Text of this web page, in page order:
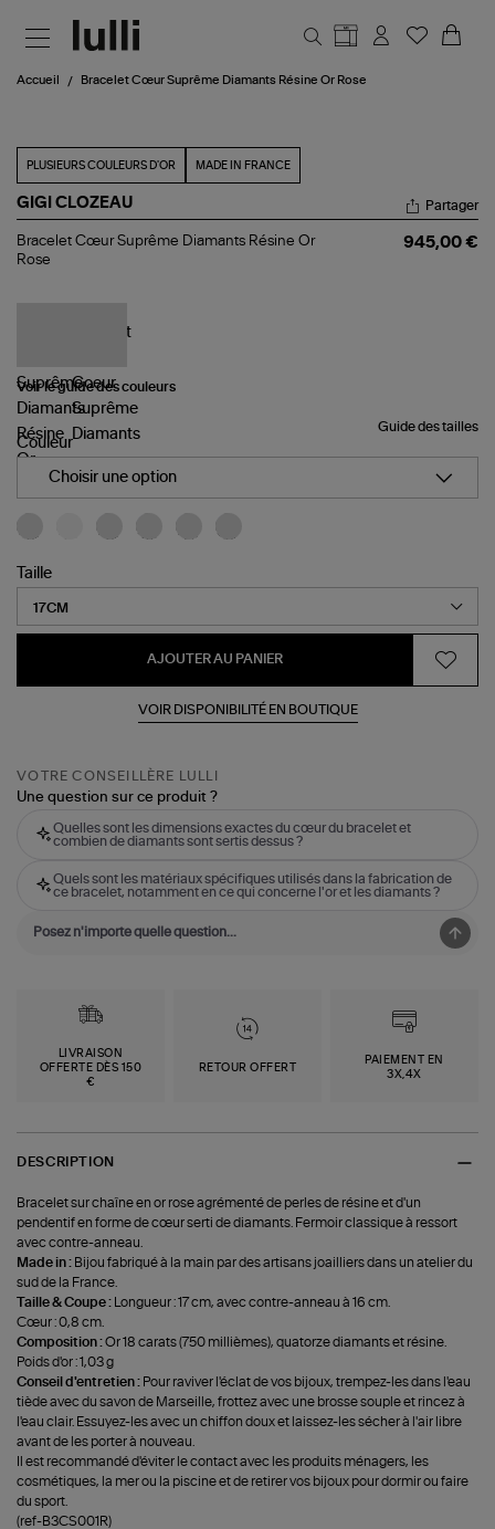
Accueil Bracelet Cœur Suprême Diamants Résine Or Rose
PLUSIEURS COULEURS D'OR MADE IN FRANCE
GIGI CLOZEAU
Bracelet
Cœur
Partager
Bracelet Cœur Suprême Diamants Résine Or
Rose
945,00 €
Voir le guide des couleurs
Guide des tailles
Couleur
Choisir une option
Taille
AJOUTER AU PANIER
VOIR DISPONIBILITÉ EN BOUTIQUE
VOTRE CONSEILLÈRE LULLI
Une question sur ce produit ?
Quelles sont les dimensions exactes du cœur du bracelet et
combien de diamants sont sertis dessus ?
Quels sont les matériaux spécifiques utilisés dans la fabrication de
ce bracelet, notamment en ce qui concerne l'or et les diamants ?
LIVRAISON
OFFERTE DÈS 150
€
RETOUR OFFERT
PAIEMENT EN
3X,4X
DESCRIPTION
Bracelet sur chaîne en or rose agrémenté de perles de résine et d'un
pendentif en forme de cœur serti de diamants. Fermoir classique à ressort
avec contre-anneau.
Made in : Bijou fabriqué à la main par des artisans joailliers dans un atelier du
sud de la France.
Taille & Coupe :
Longueur : 17 cm, avec contre-anneau à 16 cm.
Cœur : 0,8 cm.
Composition :Or 18 carats (750 millièmes), quatorze diamants et résine.
Poids d'or : 1,03 g
Conseil d'entretien : Pour raviver l'éclat de vos bijoux, trempez-les dans l'eau
tiède avec du savon de Marseille, frottez avec une brosse souple et rincez à
l'eau clair. Essuyez-les avec un chiffon doux et laissez-les sécher à l'air libre
avant de les porter à nouveau.
Il est recommandé d'éviter le contact avec les produits ménagers, les
cosmétiques, la mer ou la piscine et de retirer vos bijoux pour dormir ou faire
du sport.
(ref-B3CS001R)